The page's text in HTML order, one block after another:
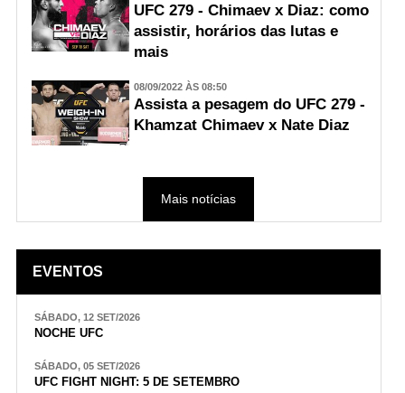
UFC 279 - Chimaev x Diaz: como
assistir, horários das lutas e
mais
08/09/2022 ÀS 08:50
Assista a pesagem do UFC 279 -
Khamzat Chimaev x Nate Diaz
Mais notícias
EVENTOS
SÁBADO, 12 SET/2026
NOCHE UFC
SÁBADO, 05 SET/2026
UFC FIGHT NIGHT: 5 DE SETEMBRO